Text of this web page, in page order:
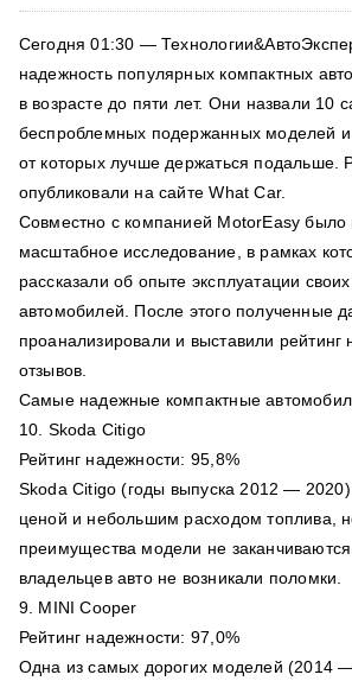
Сегодня 01:30 —
надежность популярных компактных
в возрасте до пяти лет. Они назвали 10
беспроблемных подержанных моделей и
от которых лучше держаться подальше.
опубликовали на сайте What Car.
Совместно с компанией MotorEasy было
масштабное исследование, в рамках
рассказали об опыте эксплуатации
автомобилей. После этого полученные
проанализировали и выставили рейтинг
отзывов.
Самые надежные компактные
10. Skoda Citigo
Рейтинг надежности: 95,8%
Skoda Citigo (годы выпуска 2012 — 2020)
ценой и небольшим расходом топлива,
преимущества модели не
владельцев авто не возникали поломки.
9. MINI Cooper
Рейтинг надежности: 97,0%
Одна из самых дорогих моделей (2014